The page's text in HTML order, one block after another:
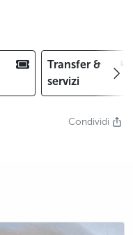
Transfer &
servizi
Condividi